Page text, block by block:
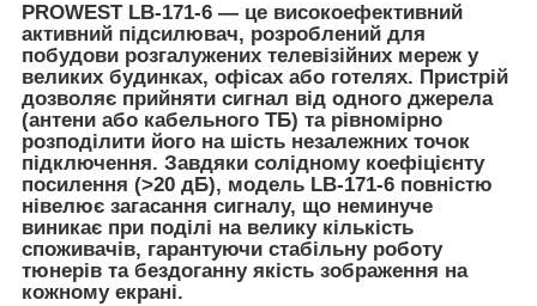
PROWEST LB-171-6 — це високоефективний
активний підсилювач, розроблений для
побудови розгалужених телевізійних мереж у
великих будинках, офісах або готелях. Пристрій
дозволяє прийняти сигнал від одного джерела
(антени або кабельного ТБ) та рівномірно
розподілити його на шість незалежних точок
підключення. Завдяки солідному коефіцієнту
посилення (>20 дБ), модель LB-171-6 повністю
нівелює загасання сигналу, що неминуче
виникає при поділі на велику кількість
споживачів, гарантуючи стабільну роботу
тюнерів та бездоганну якість зображення на
кожному екрані.